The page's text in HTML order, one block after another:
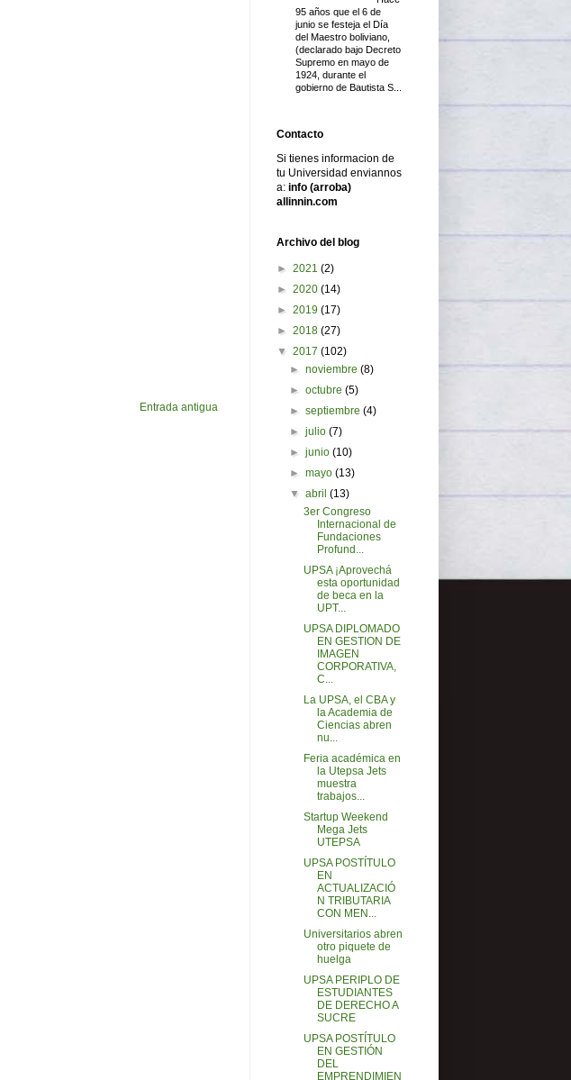
Entrada antigua
95 años que el 6 de
junio se festeja el Día
del Maestro boliviano,
(declarado bajo Decreto
Supremo en mayo de
1924, durante el
gobierno de Bautista S...
Contacto
Si tienes informacion de
tu Universidad enviannos
a: info (arroba)
allinnin.com
Archivo del blog
► 2021 (2)
► 2020 (14)
► 2019 (17)
► 2018 (27)
▼ 2017 (102)
►noviembre(8)
►octubre(5)
►septiembre(4)
►julio(7)
►junio(10)
►mayo(13)
▼abril(13)
3er Congreso
Internacional de
Fundaciones
Profund...
UPSA ¡Aprovechá
esta oportunidad
de beca en la
UPT...
UPSA DIPLOMADO
EN GESTION DE
IMAGEN
CORPORATIVA,
C...
La UPSA, el CBA y
la Academia de
Ciencias abren
nu...
Feria académica en
la Utepsa Jets
muestra
trabajos...
Startup Weekend
Mega Jets
UTEPSA
UPSA POSTÍTULO
EN
ACTUALIZACIÓ
N TRIBUTARIA
CON MEN...
Universitarios abren
otro piquete de
huelga
UPSA PERIPLO DE
ESTUDIANTES
DE DERECHO A
SUCRE
UPSA POSTÍTULO
EN GESTIÓN
DEL
EMPRENDIMIEN